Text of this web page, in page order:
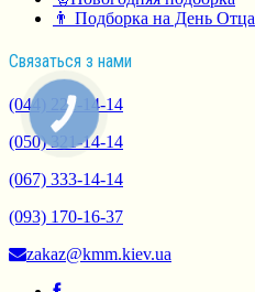
👨 Подборка на День Отца
Связаться з нами
(044) 221-14-14
(050) 321-14-14
(067) 333-14-14
(093) 170-16-37
zakaz@kmm.kiev.ua
КНОПКА
СВЯЗИ